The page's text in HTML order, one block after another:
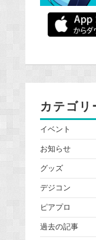
カテゴリ
イベント
お知らせ
グッズ
デジコン
ピアプロ
過去の記事